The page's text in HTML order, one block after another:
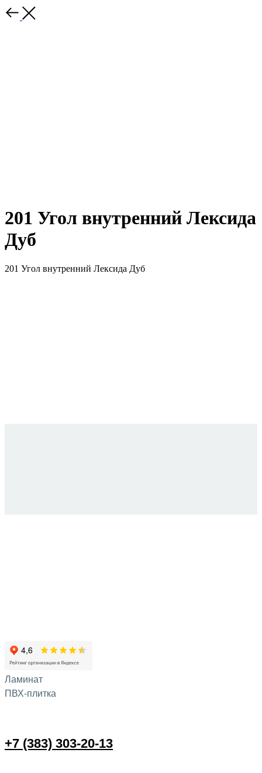
201 Угол внутренний Лексида
Дуб
201 Угол внутренний Лексида Дуб
+7 (383) 303-20-13
Ламинат
ПВХ-плитка